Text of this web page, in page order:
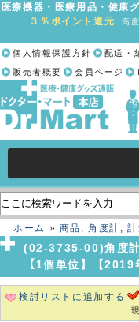
医療機器・医療用品・健康
３％ポイント還元
高
個人情報保護方針 配送・
販売者概要
会員ページ
ホーム » 商品 ,角度計 ,
氏） 300MM ｶｸﾄﾞｹｲ(ｼ
(02-3735-00)角度
【1個単位】【2019
検討リストに追加する